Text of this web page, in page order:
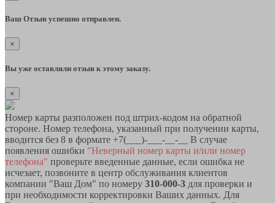
Ваш Отзыв успешно отправлен.
×
Вы уже оставляли отзыв к этому заказу.
×
Номер карты разположен под штрих-кодом на обратной
стороне. Номер телефона, указанный при получении карты,
вводится без 8 в формате +7(___)-___-__-__ В случае
появления ошибки "Неверный номер карты и/или номер
телефона" проверьте введенные данные, если ошибка не
исчезает, позвоните в центр обслуживания клиентов
компании "Ваш Дом" по номеру 310-000-3 для проверки и
при необходимости корректировки Ваших данных. Для